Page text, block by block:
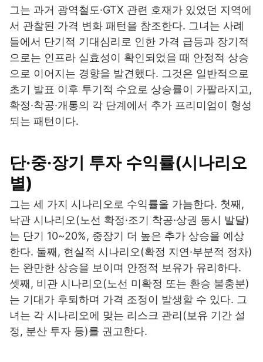
그는 과거 광역철도·GTX 관련 호재가 있었던 지역에
서 관찰된 가격 변화 패턴을 참조한다. 그녀는 사례
들에서 단기적 기대심리로 인한 가격 급등과 장기적
으로는 인프라 실효성이 확인되었을 때 안정적 상승
으로 이어지는 경향을 발견했다. 그것은 일반적으로
초기 발표 이후 투기적 수요로 상승률이 가팔라지고,
확정·착공·개통의 각 단계에서 추가 프리미엄이 형성
되는 패턴이다.
단·중·장기 투자 수익률(시나리오
별)
그는 세 가지 시나리오로 수익률을 가늠한다. 첫째,
낙관 시나리오(노선 확정·조기 착공·상권 동시 발달)
는 단기 10~20%, 중장기 더 높은 추가 상승을 예상
한다. 둘째, 현실적 시나리오(확정 지연·부분적 정차)
는 완만한 상승을 보이며 안정적 보유가 유리하다.
셋째, 비관 시나리오(노선 미확정 또는 환승 불충분)
는 기대가 후퇴하며 가격 조정이 발생할 수 있다. 그
녀는 각 시나리오에 맞는 리스크 관리(보유 기간 설
정, 분산 투자 등)를 권고한다.